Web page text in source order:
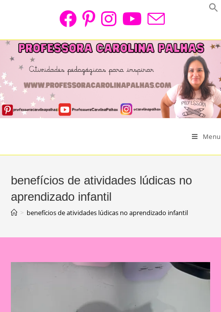
Menu
benefícios de atividades lúdicas no
aprendizado infantil
> benefícios de atividades lúdicas no aprendizado infantil